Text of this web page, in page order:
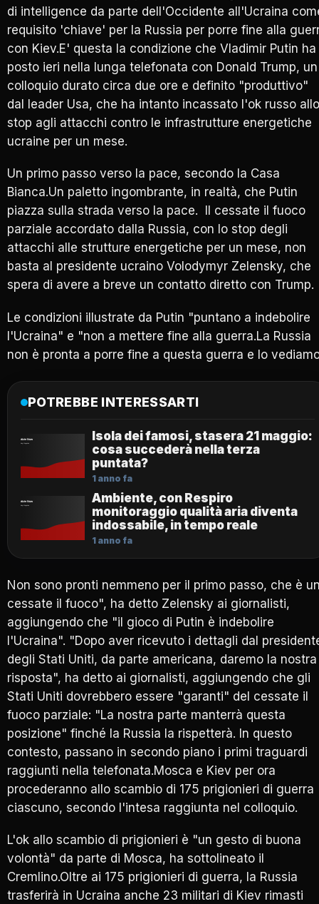
di intelligence da parte dell'Occidente all'Ucraina
requisito 'chiave' per la Russia per porre fine alla
con Kiev.E' questa la condizione che Vladimir Putin ha
posto ieri nella lunga telefonata con Donald Trump, un
colloquio durato circa due ore e definito "produttivo"
dal leader Usa, che ha intanto incassato l'ok russo allo
stop agli attacchi contro le infrastrutture energetiche
ucraine per un mese.
Un primo passo verso la pace, secondo la Casa
Bianca.Un paletto ingombrante, in realtà, che Putin
piazza sulla strada verso la pace. Il cessate il fuoco
parziale accordato dalla Russia, con lo stop degli
attacchi alle strutture energetiche per un mese, non
basta al presidente ucraino Volodymyr Zelensky, che
spera di avere a breve un contatto diretto con Trump.
Le condizioni illustrate da Putin "puntano a indebolire
l'Ucraina" e "non a mettere fine alla guerra.La Russia
non è pronta a porre fine a questa guerra e lo
POTREBBE INTERESSARTI
Isola dei famosi, stasera 21 maggio:
cosa succederà nella terza
puntata?
1 anno fa
Ambiente, con Respiro
monitoraggio qualità aria diventa
indossabile, in tempo reale
1 anno fa
Non sono pronti nemmeno per il primo passo, che è
cessate il fuoco", ha detto Zelensky ai giornalisti,
aggiungendo che "il gioco di Putin è indebolire
l'Ucraina". "Dopo aver ricevuto i dettagli dal
degli Stati Uniti, da parte americana, daremo la nostra
risposta", ha detto ai giornalisti, aggiungendo che gli
Stati Uniti dovrebbero essere "garanti" del cessate il
fuoco parziale: "La nostra parte manterrà questa
posizione" finché la Russia la rispetterà. In questo
contesto, passano in secondo piano i primi traguardi
raggiunti nella telefonata.Mosca e Kiev per ora
procederanno allo scambio di 175 prigionieri di guerra
ciascuno, secondo l'intesa raggiunta nel colloquio.
L'ok allo scambio di prigionieri è "un gesto di buona
volontà" da parte di Mosca, ha sottolineato il
Cremlino.Oltre ai 175 prigionieri di guerra, la Russia
trasferirà in Ucraina anche 23 militari di Kiev rimasti